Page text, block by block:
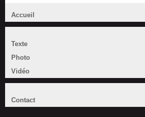
Accueil
Texte
Photo
Vidéo
Contact